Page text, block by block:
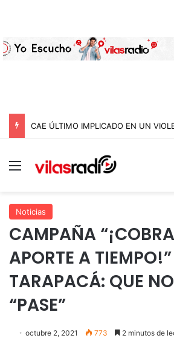
Menú
Noticias
CAMPAÑA
APORTE A
TARAPACÁ: QUE NO
“PASE”
octubre 2, 2021 773 2 minutos de